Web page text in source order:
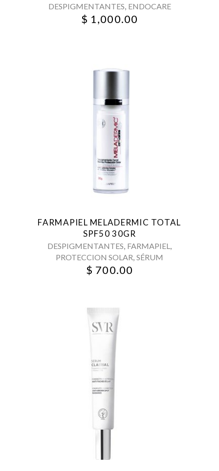
DESPIGMENTANTES, ENDOCARE
$ 1,000.00
FARMAPIEL MELADERMIC TOTAL
SPF50 30GR
DESPIGMENTANTES, FARMAPIEL,
PROTECCION SOLAR, SÉRUM
$ 700.00